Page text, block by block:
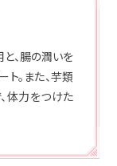
、腸の潤いを
。 また、芋類
体力をつけた